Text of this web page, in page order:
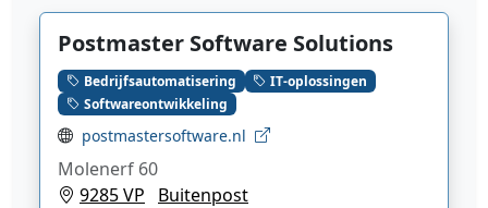
Postmaster Software Solutions
Bedrijfsautomatisering
IT-oplossingen
Softwareontwikkeling
postmastersoftware.nl
Molenerf 60
9285 VP
Buitenpost